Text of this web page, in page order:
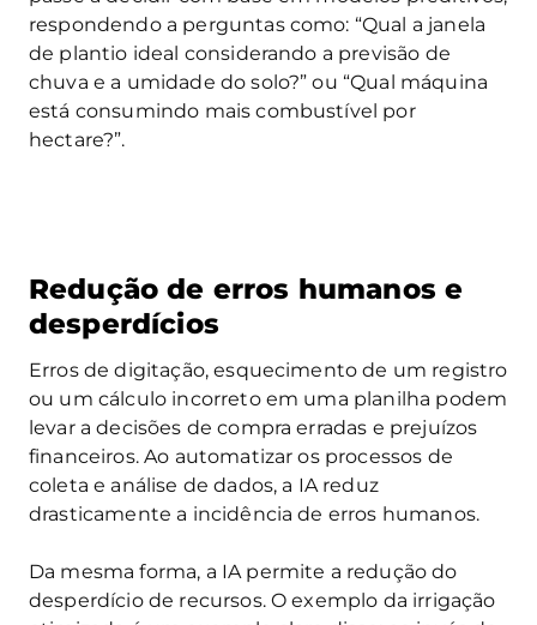
respondendo a perguntas como: “Qual a janela
de plantio ideal considerando a previsão de
chuva e a umidade do solo?” ou “Qual máquina
está consumindo mais combustível por
hectare?”.
Redução de erros humanos e
desperdícios
Erros de digitação, esquecimento de um registro
ou um cálculo incorreto em uma planilha podem
levar a decisões de compra erradas e prejuízos
financeiros. Ao automatizar os processos de
coleta e análise de dados, a IA reduz
drasticamente a incidência de erros humanos.
Da mesma forma, a IA permite a redução do
desperdício de recursos. O exemplo da irrigação